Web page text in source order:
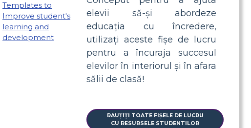
elevii să-și abordeze
educația cu încredere,
utilizați aceste fișe de lucru
pentru a încuraja succesul
elevilor în interiorul și în afara
sălii de clasă!
RAUȚIȚI TOATE FIȘELE DE LUCRU
CU RESURSELE STUDENTILOR